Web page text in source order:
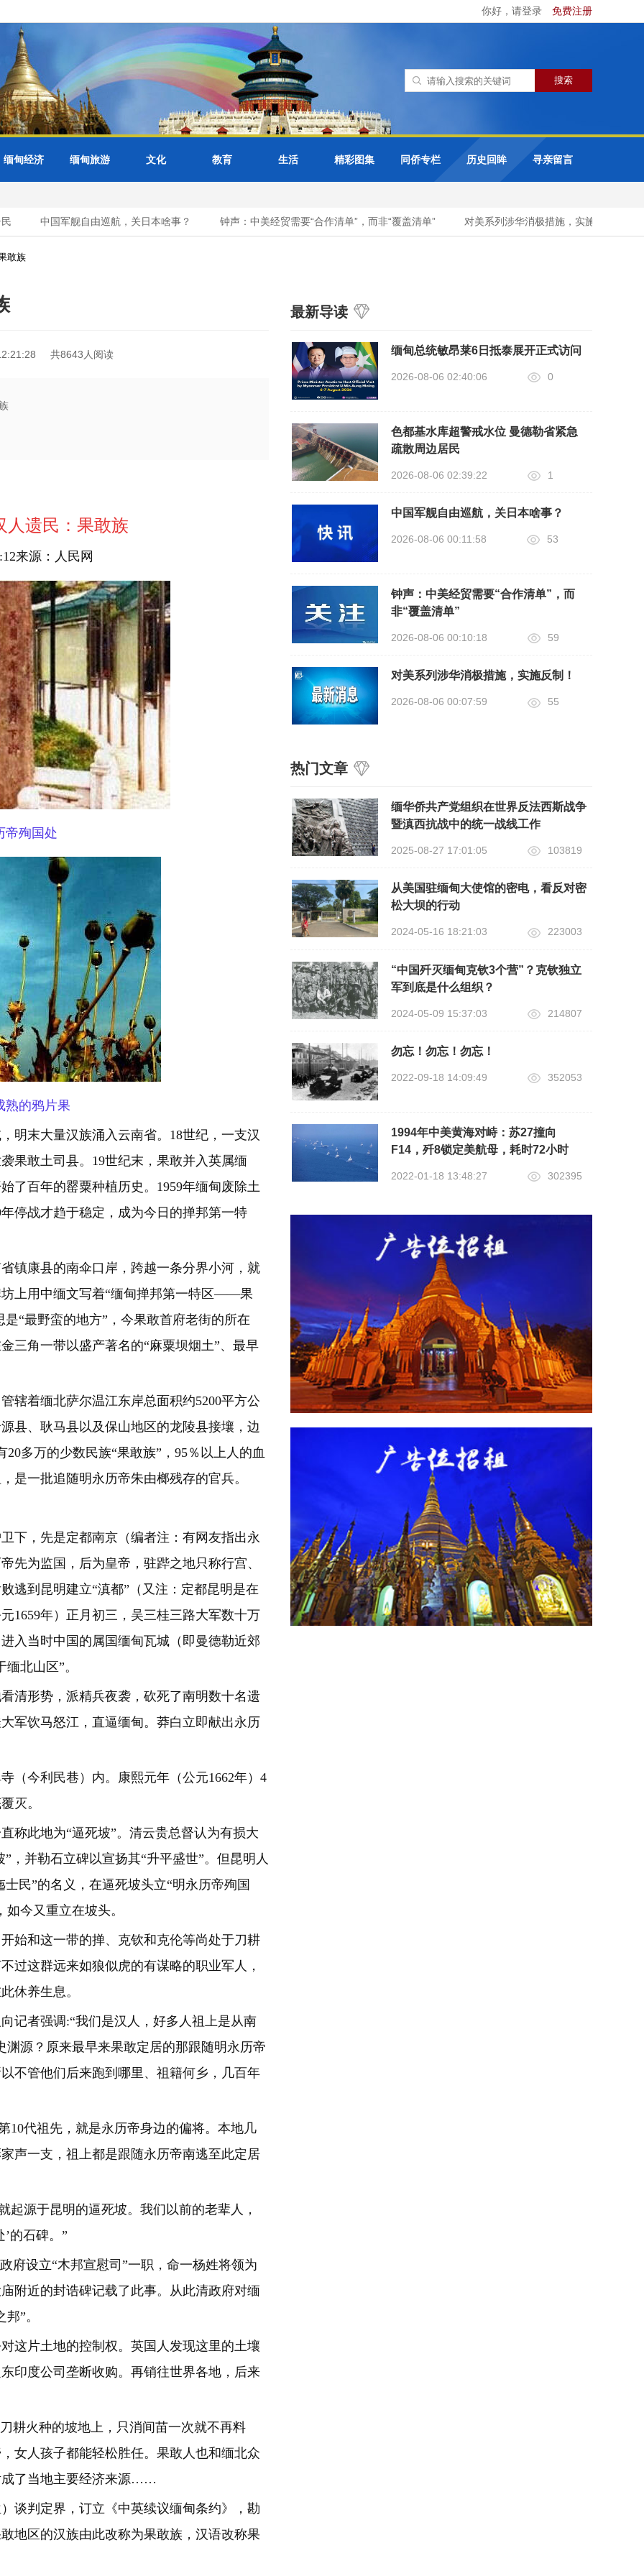
你好，请登录 免费注册
缅甸经济 缅甸旅游 文化 教育 生活 精彩图集 同侨专栏 历史回眸 寻亲留言
中国军舰自由巡航，关日本啥事？ 钟声：中美经贸需要“合作清单”，而非“覆盖清单” 对美系列涉华消极措施，实施反制！
敢族
共8643人阅读
人遗民：果敢族
来源：人民网
帝殉国处
熟的鸦片果
末大量汉族涌入云南省。18世纪，一支汉
果敢土司县。19世纪末，果敢并入英属缅
了百年的罂粟种植历史。1959年缅甸废除土
停战才趋于稳定，成为今日的掸邦第一特
康县的南伞口岸，跨越一条分界小河，就
上用中缅文写着“缅甸掸邦第一特区——果
“最野蛮的地方”，今果敢首府老街的所在
三角一带以盛产著名的“麻粟坝烟土”、最早
着缅北萨尔温江东岸总面积约5200平方公
县、耿马县以及保山地区的龙陵县接壤，边
多万的少数民族“果敢族”，95％以上人的血
是一批追随明永历帝朱由榔残存的官兵。
，先是定都南京（编者注：有网友指出永
先为监国，后为皇帝，驻跸之地只称行宫、
逃到昆明建立“滇都”（又注：定都昆明是在
1659年）正月初三，吴三桂三路大军数十万
入当时中国的属国缅甸瓦城（即曼德勒近郊
北山区”。
形势，派精兵夜袭，砍死了南明数十名遗
军饮马怒江，直逼缅甸。莽白立即献出永历
今利民巷）内。康熙元年（公元1662年）4
灭。
此地为“逼死坡”。清云贵总督认为有损大
，并勒石立碑以宣扬其“升平盛世”。但昆明人
民”的名义，在逼死坡头立“明永历帝殉国
今又重立在坡头。
和这一带的掸、克钦和克伦等尚处于刀耕
过这群远来如狼似虎的有谋略的职业军人，
休养生息。
者强调:“我们是汉人，好多人祖上是从南
源？原来最早来果敢定居的那跟随明永历帝
不管他们后来跑到哪里、祖籍何乡，几百年
代祖先，就是永历帝身边的偏将。本地几
声一支，祖上都是跟随永历帝南逃至此定居
源于昆明的逼死坡。我们以前的老辈人，
的石碑。”
设立“木邦宣慰司”一职，命一杨姓将领为
附近的封诰碑记载了此事。从此清政府对缅
”。
片土地的控制权。英国人发现这里的土壤
印度公司垄断收购。再销往世界各地，后来
火种的坡地上，只消间苗一次就不再料
女人孩子都能轻松胜任。果敢人也和缅北众
成了当地主要经济来源……
判定界，订立《中英续议缅甸条约》，勘
地区的汉族由此改称为果敢族，汉语改称果
最新导读
缅甸总统敏昂莱6日抵泰展开正式访问
2026-08-06 02:40:06 0
色都基水库超警戒水位 曼德勒省紧急
疏散周边居民
2026-08-06 02:39:22 1
中国军舰自由巡航，关日本啥事？
2026-08-06 00:11:58 53
钟声：中美经贸需要“合作清单”，而
非“覆盖清单”
2026-08-06 00:10:18 59
对美系列涉华消极措施，实施反制！
2026-08-06 00:07:59 55
热门文章
缅华侨共产党组织在世界反法西斯战争
暨滇西抗战中的统一战线​工作
2025-08-27 17:01:05 103819
从美国驻缅甸大使馆的密电，看反对密
松大坝的行动
2024-05-16 18:21:03 223003
“中国歼灭缅甸克钦3个营”？克钦独立
军到底是什么组织？
2024-05-09 15:37:03 214807
勿忘！勿忘！勿忘！
2022-09-18 14:09:49 352053
1994年中美黄海对峙：苏27撞向
F14，歼8锁定美航母，耗时72小时
2022-01-18 13:48:27 302395